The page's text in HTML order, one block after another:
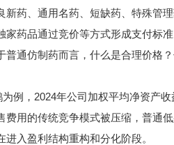
、通用名药、短缺药、特殊管
药品通过竞价等方式形成支付标准
仿制药而言，什么是合理价格
，2024年公司加权平均净资产收
用的传统竞争模式被压缩，普通
入盈利结构重构和分化阶段。